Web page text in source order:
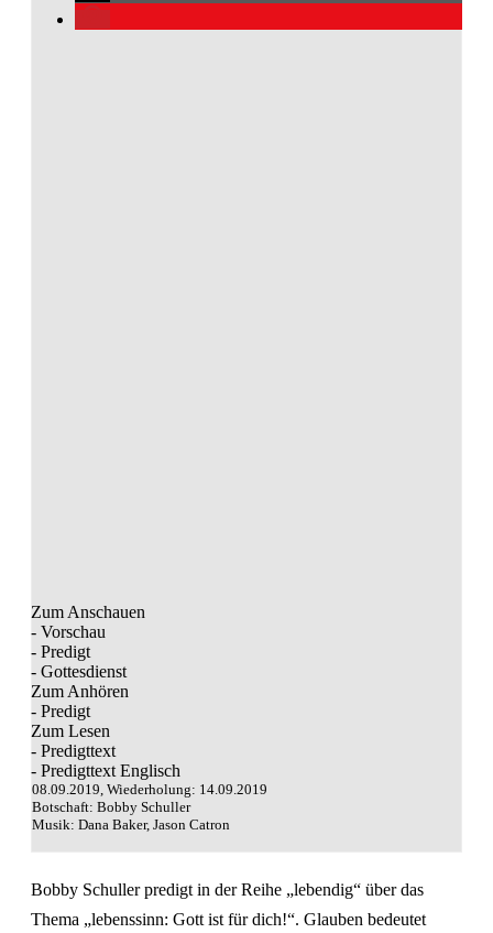
Zum Anschauen
- Vorschau
- Predigt
- Gottesdienst
Zum Anhören
- Predigt
Zum Lesen
- Predigttext
- Predigttext Englisch
08.09.2019, Wiederholung: 14.09.2019
Botschaft: Bobby Schuller
Musik: Dana Baker, Jason Catron
Bobby Schuller predigt in der Reihe „lebendig“ über das
Thema „lebenssinn: Gott ist für dich!“. Glauben bedeutet